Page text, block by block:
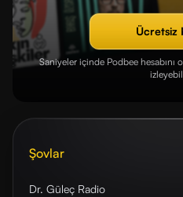
Ücretsiz
Saniyeler içinde Podbee
Şovlar
Dr. Güleç Radio